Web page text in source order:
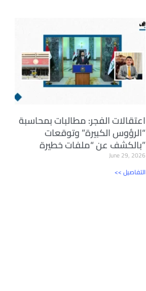
اعتقالات الفجر: مطالبات بمحاسبة
“الرؤوس الكبيرة” وتوقعات
بالكشف عن “ملفات خطيرة”
June 29, 2026
<< التفاصيل